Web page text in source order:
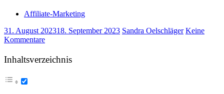
Affiliate-Marketing
31. August 202318. September 2023 Sandra Oelschläger Keine
Kommentare
Inhaltsverzeichnis